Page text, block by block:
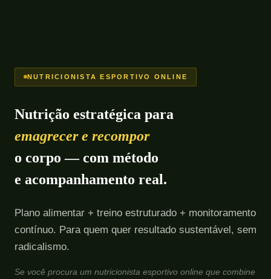
NUTRICIONISTA ESPORTIVO ONLINE
Nutrição estratégica para
emagrecer e recompor
o corpo — com método
e acompanhamento real.
Plano alimentar + treino estruturado + monitoramento
contínuo. Para quem quer resultado sustentável, sem
radicalismo.
Se você procura um nutricionista esportivo online que combine